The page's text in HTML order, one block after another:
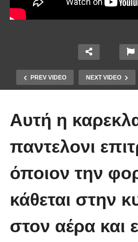
PREV VIDEO NEXT VIDEO
μήκους 50 μέτρων
Αυτή η
παντελονι
όποιον την
κάθεται στην
στον αέρα και